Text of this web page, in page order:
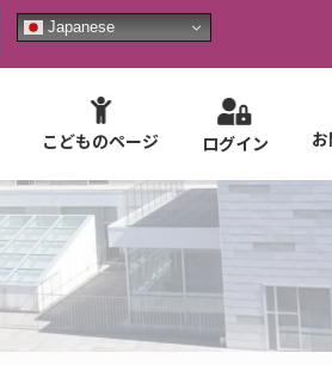
Japanese
こどものページ ログイン